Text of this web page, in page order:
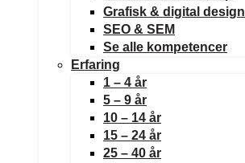
Grafisk & digital design
SEO & SEM
Se alle kompetencer
Erfaring
1 – 4 år
5 – 9 år
10 – 14 år
15 – 24 år
25 – 40 år